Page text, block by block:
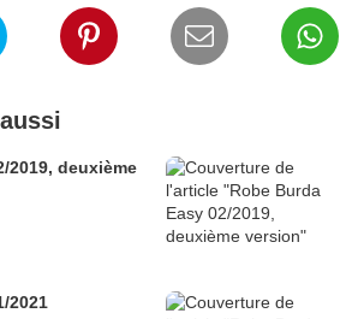
2019, deuxième
2021